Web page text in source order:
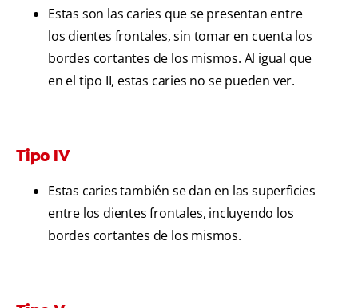
Estas son las caries que se presentan entre
los dientes frontales, sin tomar en cuenta los
bordes cortantes de los mismos. Al igual que
en el tipo II, estas caries no se pueden ver.
Tipo IV
Estas caries también se dan en las superficies
entre los dientes frontales, incluyendo los
bordes cortantes de los mismos.